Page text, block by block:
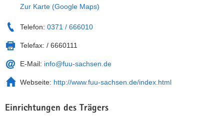
v
i
g
t
i
n
Zur Karte (Google Maps)
Telefon: 0371 / 666010
Telefax: / 6660111
E-Mail: info@fuu-sachsen.de
Webseite: http://www.fuu-sachsen.de/index.html
Einrichtungen des Trägers